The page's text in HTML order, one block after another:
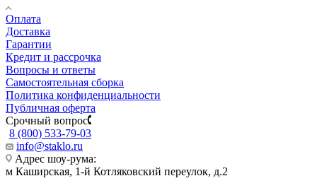
Оплата
Доставка
Гарантии
Кредит и рассрочка
Вопросы и ответы
Самостоятельная сборка
Политика конфиденциальности
Публичная оферта
Срочный вопрос
8 (800) 533-79-03
info@staklo.ru
Адрес шоу-рума:
м Каширская, 1-й Котляковский переулок, д.2